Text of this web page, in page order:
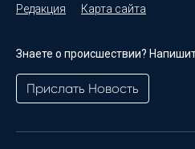
Редакция Карта сайта
Знаете о происшествии?
Прислать Новость